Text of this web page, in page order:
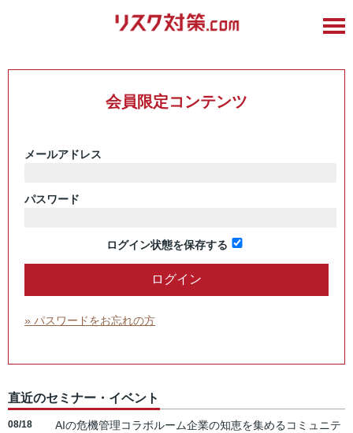
会員限定コンテンツ
メールアドレス
パスワード
ログイン状態を保存する
» パスワードをお忘れの方
直近のセミナー・イベント
08/18
AIの危機管理コラボルーム企業の知恵を集めるコミュニテ